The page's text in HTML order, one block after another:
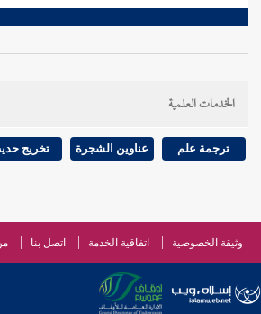
الخدمات العلمية
ترجمة علم عناوين الشجرة تخريج
وثيقة الخصوصية اتفاقية الخدمة اتصل بنا